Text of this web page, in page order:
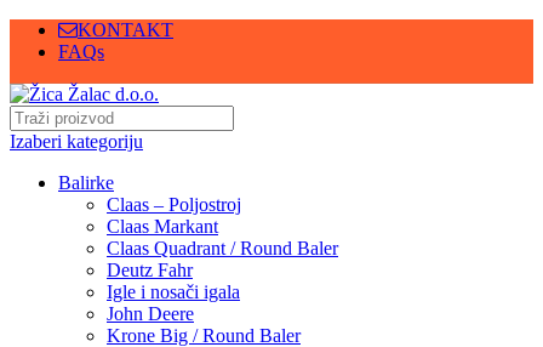
KONTAKT
FAQs
Izaberi kategoriju
Balirke
Claas – Poljostroj
Claas Markant
Claas Quadrant / Round Baler
Deutz Fahr
Igle i nosači igala
John Deere
Krone Big / Round Baler